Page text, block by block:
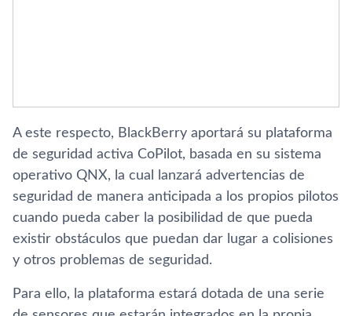
A este respecto, BlackBerry aportará su plataforma
de seguridad activa CoPilot, basada en su sistema
operativo QNX, la cual lanzará advertencias de
seguridad de manera anticipada a los propios pilotos
cuando pueda caber la posibilidad de que pueda
existir obstáculos que puedan dar lugar a colisiones
y otros problemas de seguridad.
Para ello, la plataforma estará dotada de una serie